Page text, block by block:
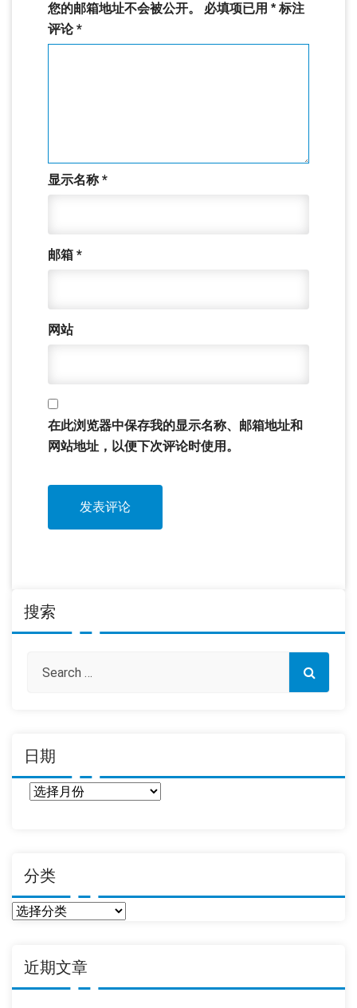
您的邮箱地址不会被公开。 必填项已用 * 标注
评论*
显示名称*
邮箱 *
网站
在此浏览器中保存我的显示名称、邮箱地址和
网站地址，以便下次评论时使用。
搜索
日期
分类
分
近期文章